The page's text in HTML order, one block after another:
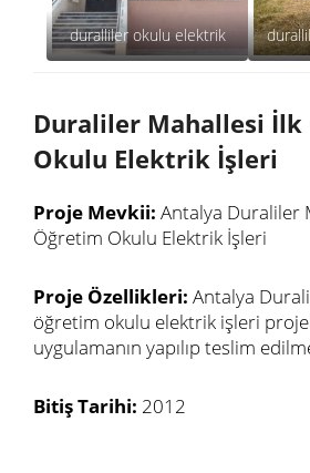
duralliler okulu elektrik
Duraliler Mahallesi İlk
Okulu Elektrik İşleri
Proje Mevkii: Antalya Duraliler
Öğretim Okulu Elektrik İşleri
Proje Özellikleri: Antalya
öğretim okulu elektrik işleri
uygulamanın yapılıp teslim
Bitiş Tarihi: 2012